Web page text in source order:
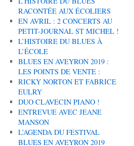
RACONTÉE AUX ÉCOLIERS
EN AVRIL : 2 CONCERTS AU
PETIT-JOURNAL ST MICHEL !
L’HISTOIRE DU BLUES À
L’ÉCOLE
BLUES EN AVEYRON 2019 :
LES POINTS DE VENTE :
RICKY NORTON ET FABRICE
EULRY
DUO CLAVECIN PIANO !
ENTREVUE AVEC JEANE
MANSON
L’AGENDA DU FESTIVAL
BLUES EN AVEYRON 2019